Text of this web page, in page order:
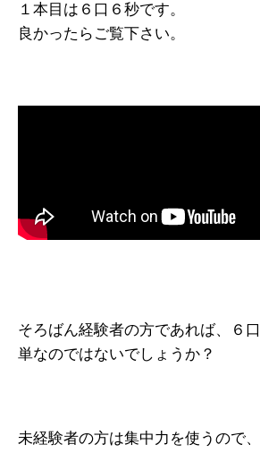
１本目は６口６秒です。
良かったらご覧下さい。
そろばん経験者の方であれば、６
単なのではないでしょうか？
未経験者の方は集中力を使うので